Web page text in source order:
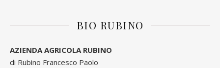
BIO RUBINO
AZIENDA AGRICOLA RUBINO
di Rubino Francesco Paolo